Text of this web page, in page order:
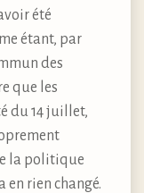
été
étant, par
des
que les
du 14 juillet,
la politique
en rien changé.